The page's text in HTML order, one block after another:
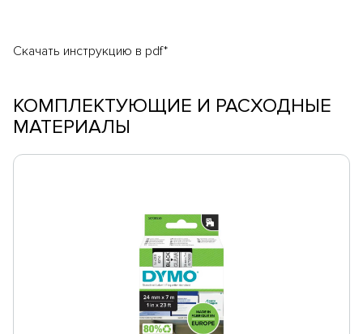
Скачать инструкцию в pdf*
КОМПЛЕКТУЮЩИЕ И РАСХОДНЫЕ
МАТЕРИАЛЫ